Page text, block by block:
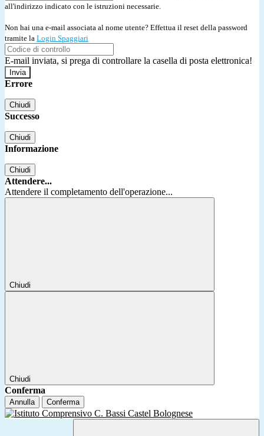
all'indirizzo indicato con le istruzioni necessarie.
Non hai una e-mail associata al nome utente? Effettua il reset della password
tramite la Login Spaggiari
E-mail inviata, si prega di controllare la casella di posta elettronica!
Errore
Chiudi
Successo
Chiudi
Informazione
Chiudi
Attendere...
Attendere il completamento dell'operazione...
Chiudi
Chiudi
Conferma
Annulla Conferma